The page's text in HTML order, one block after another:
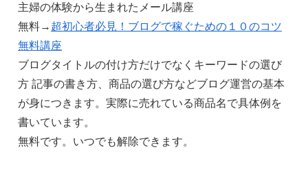
主婦の体験から生まれたメール講座
無料→ 超初心者必見！ブログで稼ぐための１０のコツ
無料講座
ブログタイトルの付け方だけでなくキーワードの選び
方 記事の書き方、商品の選び方などブログ運営の基本
が身につきます。実際に売れている商品名で具体例を
書いています。
無料です。いつでも解除できます。